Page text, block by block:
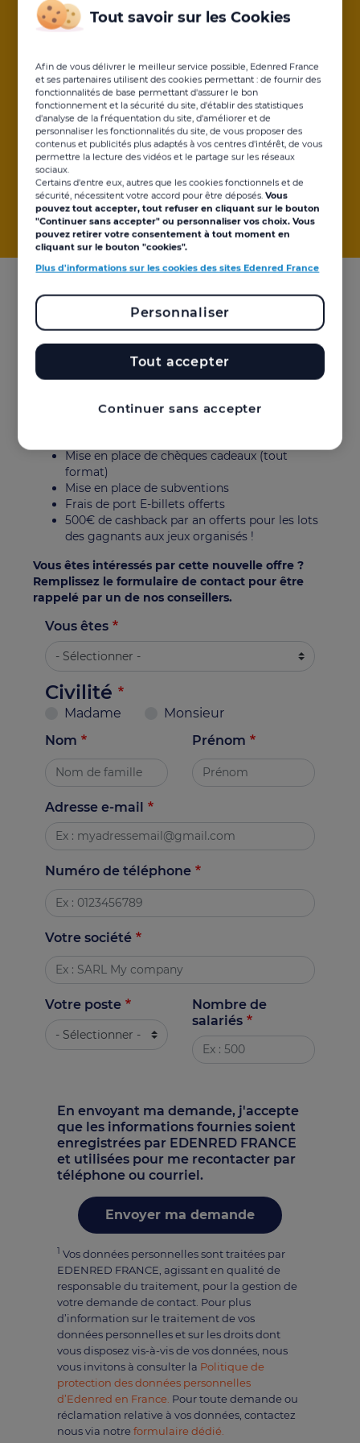
Une plateforme simplifiée pour la gestion de vos
chèques-cadeaux et dynamique avec la mise en place
Qu’est-ce que Kadéos & Play
?
Offrez du divertissement et créez de l’engagement
en quelques clics !
Un accès à la boutique en ligne avec plus d’1
Mise en place de chèques cadeaux (tout
format)
Mise en place de subventions
Frais de port E-billets offerts
500€ de cashback par an offerts pour les lots
des gagnants aux jeux organisés !
Vous êtes intéressés par cette nouvelle offre ?
Remplissez le formulaire de contact pour être
rappelé par un de nos conseillers.
Vous êtes
Civilité
Madame
Monsieur
Nom
Prénom
Adresse e-mail
Numéro de téléphone
Votre société
Votre poste
Nombre de
salariés
En envoyant ma demande, j'accepte
que les informations fournies soient
enregistrées par EDENRED FRANCE
et utilisées pour me recontacter par
téléphone ou courriel.
Envoyer ma demande
1 Vos données personnelles sont traitées par
EDENRED FRANCE, agissant en qualité de
responsable du traitement, pour la gestion de
votre demande de contact. Pour plus
d’information sur le traitement de vos
données personnelles et sur les droits dont
vous disposez vis-à-vis de vos données, nous
vous invitons à consulter la Politique de
protection des données personnelles
d’Edenred en France. Pour toute demande ou
réclamation relative à vos données, contactez
nous via notreformulaire dédié.
Tout savoir sur les Cookies
Afin de vous délivrer le meilleur service possible, Edenred France
et ses partenaires utilisent des cookies permettant : de fournir des
fonctionnalités de base permettant d'assurer le bon
fonctionnement et la sécurité du site, d'établir des statistiques
d'analyse de la fréquentation du site, d'améliorer et de
personnaliser les fonctionnalités du site, de vous proposer des
contenus et publicités plus adaptés à vos centres d'intérêt, de vous
permettre la lecture des vidéos et le partage sur les réseaux
sociaux.
Certains d'entre eux, autres que les cookies fonctionnels et de
sécurité, nécessitent votre accord pour être déposés.Vous
pouvez tout accepter, tout refuser en cliquant sur le bouton
"Continuer sans accepter" ou personnaliser vos choix. Vous
pouvez retirer votre consentement à tout moment en
cliquant sur le bouton "cookies".
Plus d'informations sur les cookies des sites Edenred France
Continuer sans accepter
Tout accepter
Personnaliser